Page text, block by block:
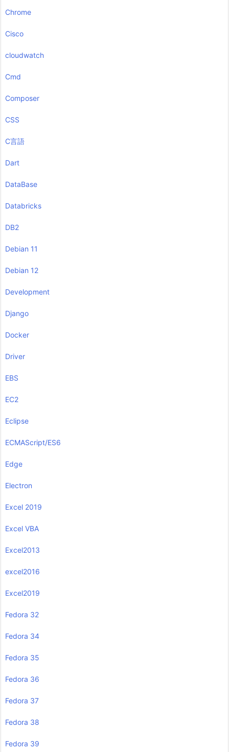
Chrome
Cisco
cloudwatch
Cmd
Composer
CSS
C言語
Dart
DataBase
Databricks
DB2
Debian 11
Debian 12
Development
Django
Docker
Driver
EBS
EC2
Eclipse
ECMAScript/ES6
Edge
Electron
Excel 2019
Excel VBA
Excel2013
excel2016
Excel2019
Fedora 32
Fedora 34
Fedora 35
Fedora 36
Fedora 37
Fedora 38
Fedora 39